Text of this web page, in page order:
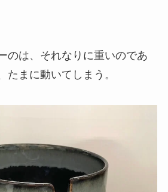
のは、それなりに重いのであ
たまに動いてしまう。